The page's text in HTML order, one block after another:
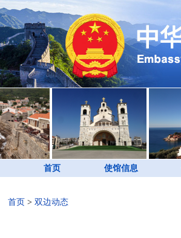
首页 使馆信息
首页 > 双边动态